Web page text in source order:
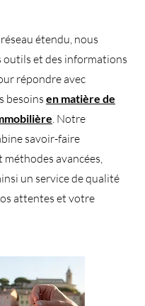
étendu, nous
outils et des informations
répondre avec
besoins en matière de
. Notre
savoir-faire
avancées,
un service de qualité
attentes et votre